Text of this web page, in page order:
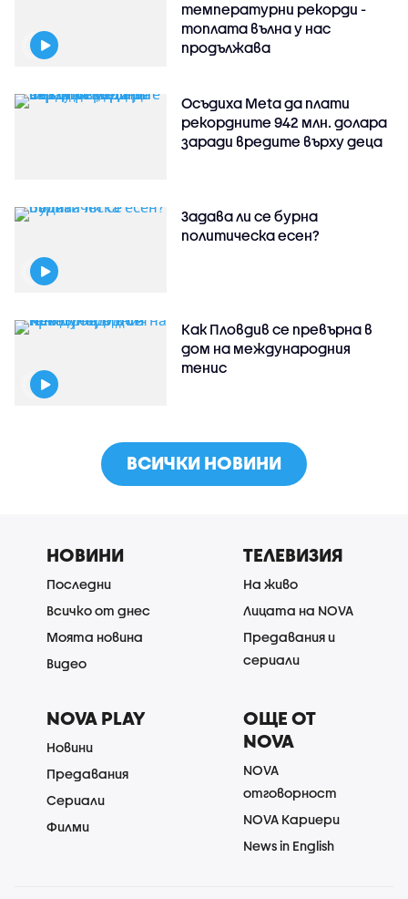
температурни рекорди -
топлата вълна у нас
продължава
Осъдиха Meta да плати
рекордните 942 млн. долара
заради вредите върху деца
Задава ли се бурна
политическа есен?
Как Пловдив се превърна в
дом на международния
тенис
ВСИЧКИ НОВИНИ
НОВИНИ
Последни
Всичко от днес
Моята новина
Видео
ТЕЛЕВИЗИЯ
На живо
Лицата на NOVA
Предавания и
сериали
NOVA PLAY
Новини
Предавания
Сериали
Филми
ОЩЕ ОТ
NOVA
NOVA
отговорност
NOVA Кариери
News in English